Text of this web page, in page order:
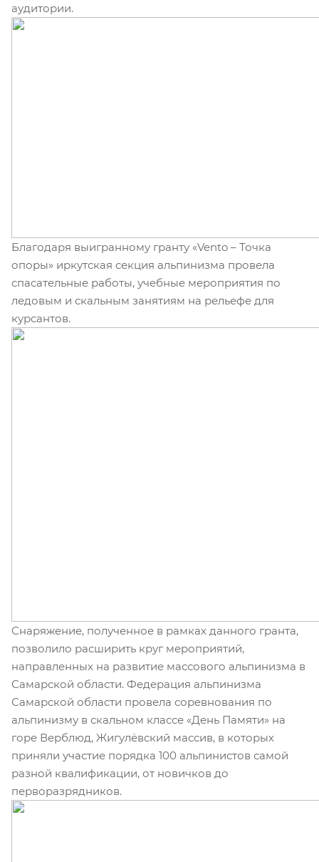
аудитории.
Благодаря выигранному гранту «Vento – Точка
опоры» иркутская секция альпинизма провела
спасательные работы, учебные мероприятия по
ледовым и скальным занятиям на рельефе для
курсантов.
Снаряжение, полученное в рамках данного гранта,
позволило расширить круг мероприятий,
направленных на развитие массового альпинизма в
Самарской области. Федерация альпинизма
Самарской области провела соревнования по
альпинизму в скальном классе «День Памяти» на
горе Верблюд, Жигулёвский массив, в которых
приняли участие порядка 100 альпинистов самой
разной квалификации, от новичков до
перворазрядников.